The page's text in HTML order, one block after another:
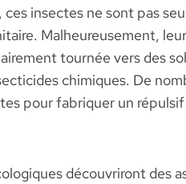
insectes ne sont pas
Malheureusement,
tournée vers des
chimiques. De
pour fabriquer un
découvriront des